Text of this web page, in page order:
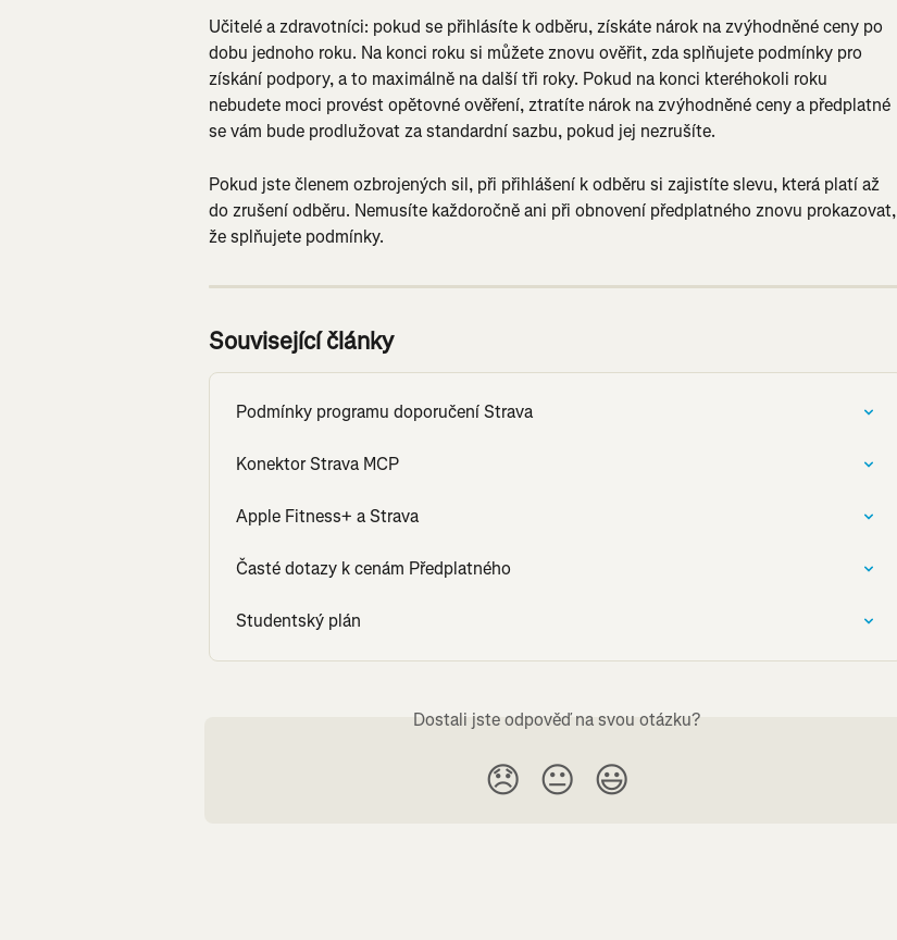
Učitelé a zdravotníci: pokud se přihlásíte k odběru, získáte nárok na zvýhodněné ceny po
dobu jednoho roku. Na konci roku si můžete znovu ověřit, zda splňujete podmínky pro
získání podpory, a to maximálně na další tři roky. Pokud na konci kteréhokoli roku
nebudete moci provést opětovné ověření, ztratíte nárok na zvýhodněné ceny a předplatné
se vám bude prodlužovat za standardní sazbu, pokud jej nezrušíte.
Pokud jste členem ozbrojených sil, při přihlášení k odběru si zajistíte slevu, která platí až
do zrušení odběru. Nemusíte každoročně ani při obnovení předplatného znovu prokazovat,
že splňujete podmínky.
Související články
Podmínky programu doporučení Strava
Konektor Strava MCP
Apple Fitness+ a Strava
Časté dotazy k cenám Předplatného
Studentský plán
Dostali jste odpověď na svou otázku?
😞 😐 😃